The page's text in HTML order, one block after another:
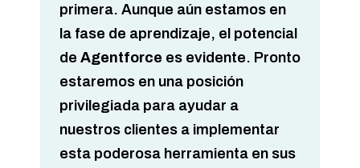
primera. Aunque aún estamos en
la fase de aprendizaje, el potencial
de Agentforce es evidente. Pronto
estaremos en una posición
privilegiada para ayudar a
nuestros clientes a implementar
esta poderosa herramienta en sus